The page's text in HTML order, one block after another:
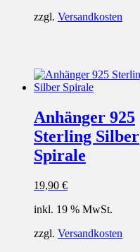
zzgl. Versandkosten
Anhänger 925
Sterling Silber
Spirale
19,90 €
inkl. 19 % MwSt.
zzgl. Versandkosten